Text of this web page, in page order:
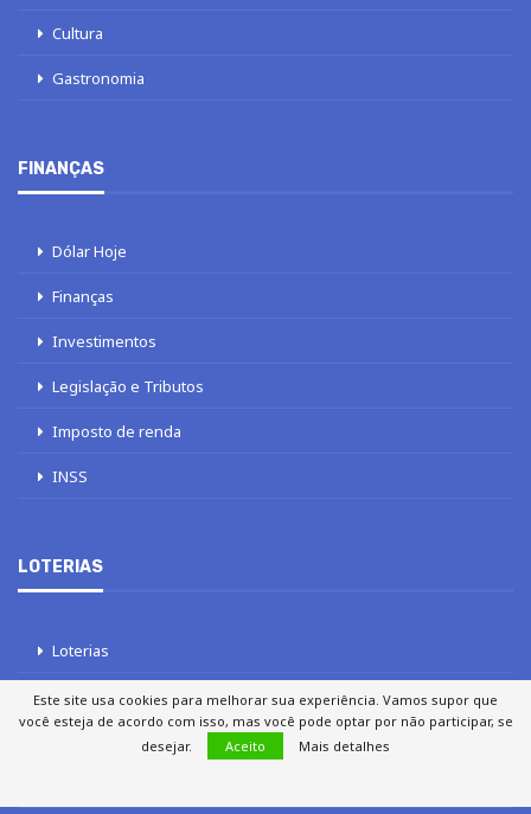
Cultura
Gastronomia
FINANÇAS
Dólar Hoje
Finanças
Investimentos
Legislação e Tributos
Imposto de renda
INSS
LOTERIAS
Loterias
Quina
Este site usa cookies para melhorar sua experiência. Vamos supor que
você esteja de acordo com isso, mas você pode optar por não participar, se
desejar.
Aceito Mais detalhes